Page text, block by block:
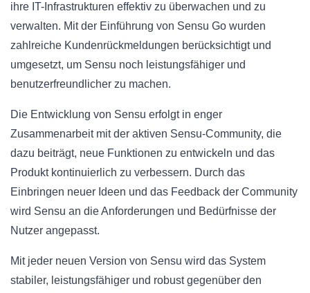
ihre IT-Infrastrukturen effektiv zu überwachen und zu
verwalten. Mit der Einführung von Sensu Go wurden
zahlreiche Kundenrückmeldungen berücksichtigt und
umgesetzt, um Sensu noch leistungsfähiger und
benutzerfreundlicher zu machen.
Die Entwicklung von Sensu erfolgt in enger
Zusammenarbeit mit der aktiven Sensu-Community, die
dazu beiträgt, neue Funktionen zu entwickeln und das
Produkt kontinuierlich zu verbessern. Durch das
Einbringen neuer Ideen und das Feedback der Community
wird Sensu an die Anforderungen und Bedürfnisse der
Nutzer angepasst.
Mit jeder neuen Version von Sensu wird das System
stabiler, leistungsfähiger und robust gegenüber den